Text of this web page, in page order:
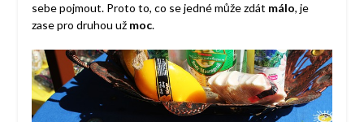
sebe pojmout. Proto to, co se jedné může zdát málo, je
zase pro druhou už moc.